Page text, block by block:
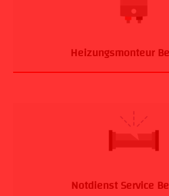
Heizungsmonteur
Notdienst Service